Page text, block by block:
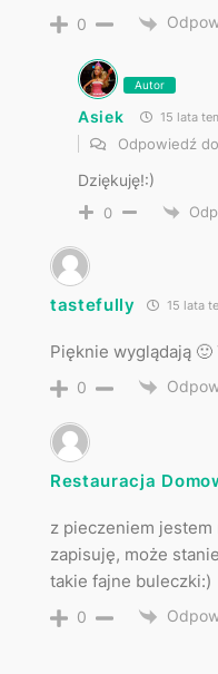
0
Autor
Asiek 15 lata
Odpowiedź do
Dziękuję!:)
0
tastefully 15 lata
Pięknie wyglądają 🙂
0
Restauracja
z pieczeniem
zapisuję, może
takie fajne buleczki:)
0